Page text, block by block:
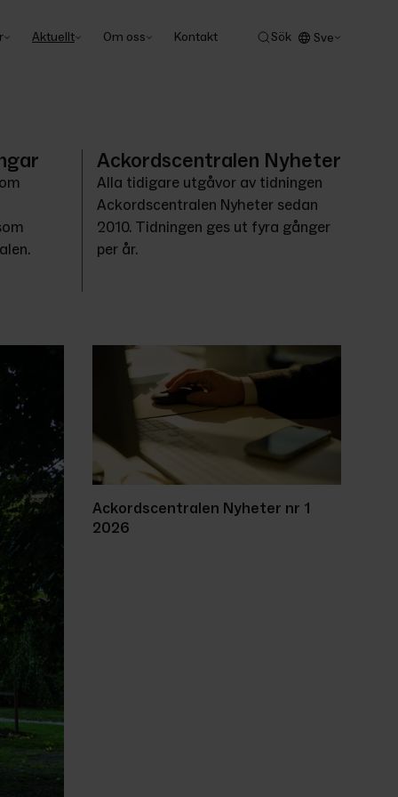
Aktuellt Om oss Kontakt Sök Sve
Ackordscentralen Nyheter
Alla tidigare utgåvor av tidningen
Ackordscentralen Nyheter sedan
2010. Tidningen ges ut fyra gånger
per år.
Ackordscentralen Nyheter nr 1
2026